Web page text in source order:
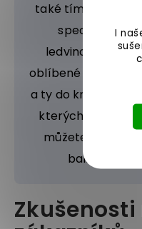
I
také tím, že jej v
speciálním
ledvinovou
oblíbené pamlsky
a ty do krmiva
kterých sáhnout,
můžete ho
balíčku